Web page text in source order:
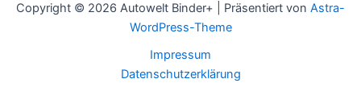
Copyright © 2026 Autowelt Binder+ | Präsentiert von Astra-
WordPress-Theme
Impressum
Datenschutzerklärung